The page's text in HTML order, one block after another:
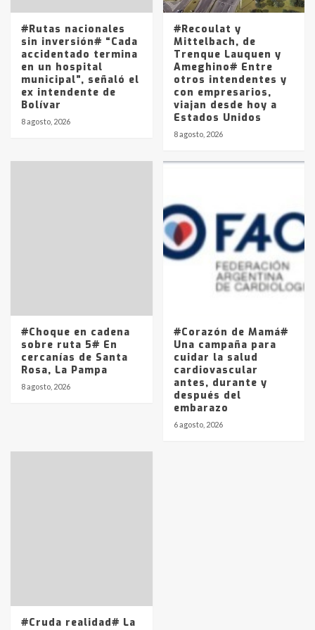
entre 857 a 1338 pesos
#Rutas nacionales
sin inversión# “Cada
accidentado termina
en un hospital
municipal”, señaló el
ex intendente de
Bolívar
8 agosto, 2026
#Recoulat y
Mittelbach, de
Trenque Lauquen y
Ameghino# Entre
otros intendentes y
con empresarios,
viajan desde hoy a
Estados Unidos
8 agosto, 2026
#Choque en cadena
sobre ruta 5# En
cercanías de Santa
Rosa, La Pampa
8 agosto, 2026
#Corazón de Mamá#
Una campaña para
cuidar la salud
cardiovascular
antes, durante y
después del
embarazo
6 agosto, 2026
#Cruda realidad# La